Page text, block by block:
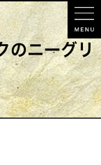
のニーグリ